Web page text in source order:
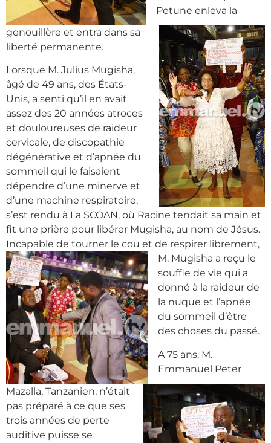
Petune enleva la
genouillère et entra dans sa
liberté permanente.
Lorsque M. Julius Mugisha,
âgé de 49 ans, des États-
Unis, a senti qu’il en avait
assez des 20 années atroces
et douloureuses de raideur
cervicale, de discopathie
dégénérative et d’apnée du
sommeil qui le faisaient
dépendre d’une minerve et
d’une machine respiratoire,
s’est rendu à La SCOAN, où Racine tendait sa main et
fit une prière pour libérer Mugisha, au nom de Jésus.
Incapable de tourner le cou et de respirer librement,
M. Mugisha a reçu le
souffle de vie qui a
donné à la raideur de
la nuque et l’apnée
du sommeil d’être
des choses du passé.
A 75 ans, M.
Emmanuel Peter
Mazalla, Tanzanien, n’était
pas préparé à ce que ses
trois années de perte
auditive puisse se